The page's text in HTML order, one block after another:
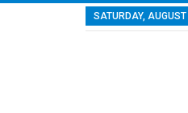
SATURDAY,